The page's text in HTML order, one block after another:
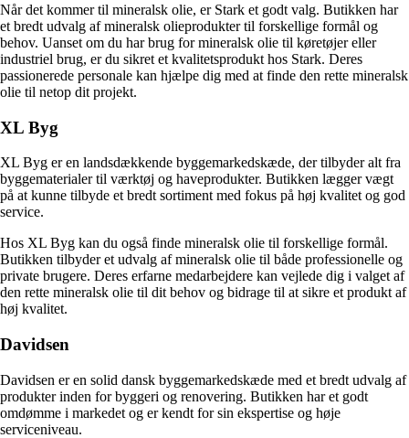
Når det kommer til mineralsk olie, er Stark et godt valg. Butikken har
et bredt udvalg af mineralsk olieprodukter til forskellige formål og
behov. Uanset om du har brug for mineralsk olie til køretøjer eller
industriel brug, er du sikret et kvalitetsprodukt hos Stark. Deres
passionerede personale kan hjælpe dig med at finde den rette mineralsk
olie til netop dit projekt.
XL Byg
XL Byg er en landsdækkende byggemarkedskæde, der tilbyder alt fra
byggematerialer til værktøj og haveprodukter. Butikken lægger vægt
på at kunne tilbyde et bredt sortiment med fokus på høj kvalitet og god
service.
Hos XL Byg kan du også finde mineralsk olie til forskellige formål.
Butikken tilbyder et udvalg af mineralsk olie til både professionelle og
private brugere. Deres erfarne medarbejdere kan vejlede dig i valget af
den rette mineralsk olie til dit behov og bidrage til at sikre et produkt af
høj kvalitet.
Davidsen
Davidsen er en solid dansk byggemarkedskæde med et bredt udvalg af
produkter inden for byggeri og renovering. Butikken har et godt
omdømme i markedet og er kendt for sin ekspertise og høje
serviceniveau.